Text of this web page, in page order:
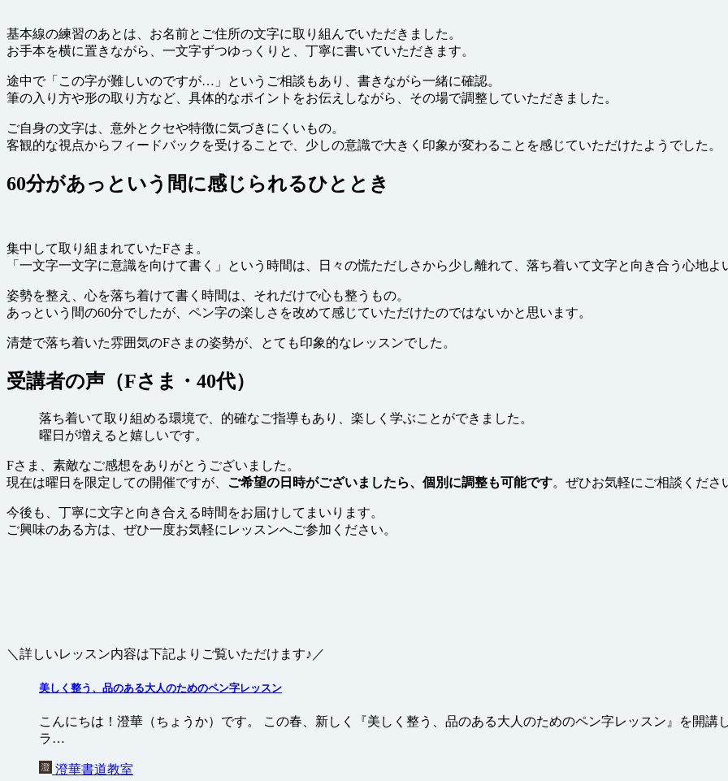
基本線の練習のあとは、お名前とご住所の文字に取り組んでいただきました。
お手本を横に置きながら、一文字ずつゆっくりと、丁寧に書いていただきます。
途中で「この字が難しいのですが…」というご相談もあり、書きながら一緒に確認。
筆の入り方や形の取り方など、具体的なポイントをお伝えしながら、その場で調整していただきました。
ご自身の文字は、意外とクセや特徴に気づきにくいもの。
客観的な視点からフィードバックを受けることで、少しの意識で大きく印象が変わることを感じていただけたようでした。
60分があっという間に感じられるひととき
集中して取り組まれていたFさま。
「一文字一文字に意識を向けて書く」という時間は、日々の慌ただしさから少し離れて、落ち着いて文字と向き合う心地
姿勢を整え、心を落ち着けて書く時間は、それだけで心も整うもの。
あっという間の60分でしたが、ペン字の楽しさを改めて感じていただけたのではないかと思います。
清楚で落ち着いた雰囲気のFさまの姿勢が、とても印象的なレッスンでした。
受講者の声（Fさま・40代）
落ち着いて取り組める環境で、的確なご指導もあり、楽しく学ぶことができました。
曜日が増えると嬉しいです。
Fさま、素敵なご感想をありがとうございました。
現在は曜日を限定しての開催ですが、 ご希望の日時がございましたら、個別に調整も可能です。ぜひお気軽にご相談くださ
今後も、丁寧に文字と向き合える時間をお届けしてまいります。
ご興味のある方は、ぜひ一度お気軽にレッスンへご参加ください。
＼詳しいレッスン内容は下記よりご覧いただけます♪／
美しく整う、品のある大人のためのペン字レッスン
こんにちは！澄華（ちょうか）です。 この春、新しく『美しく整う、品のある大人のためのペン字レッスン』を開
ラ…
澄華書道教室